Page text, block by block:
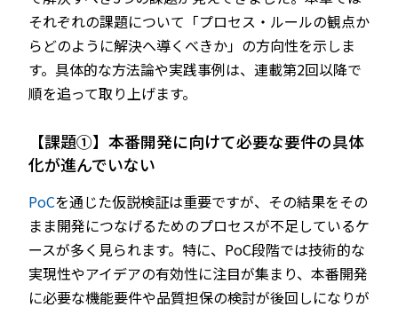
それぞれの課題について「プロセス・ルールの観点か
らどのように解決へ導くべきか」の方向性を示しま
す。具体的な方法論や実践事例は、連載第2回以降で
順を追って取り上げます。
【課題①】本番開発に向けて必要な要件の具体
化が進んでいない
PoCを通じた仮説検証は重要ですが、その結果をその
まま開発につなげるためのプロセスが不足しているケ
ースが多く見られます。特に、PoC段階では技術的な
実現性やアイデアの有効性に注目が集まり、本番開発
に必要な機能要件や品質担保の検討が後回しになりが